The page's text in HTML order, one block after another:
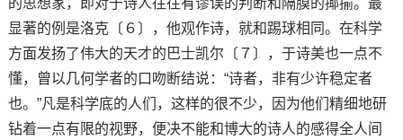
的思想家，即对于诗人往往有谬误的判断和隔膜的揶揄。最
显著的例是洛克〔６〕，他观作诗，就和踢球相同。在科学
方面发扬了伟大的天才的巴士凯尔〔７〕，于诗美也一点不
懂，曾以几何学者的口吻断结说：“诗者，非有少许稳定者
也。”凡是科学底的人们，这样的很不少，因为他们精细地研
钻着一点有限的视野，便决不能和博大的诗人的感得全人间